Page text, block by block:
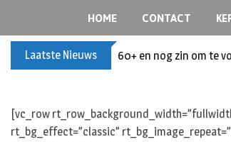
HOME CONTACT
Laatste Nieuws 60+ en nog zin om te
[vc_row
rt_bg_effect=”classic”